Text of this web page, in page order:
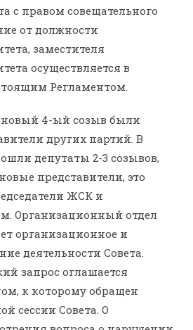
с правом совещательного
от должности
заместителя
осуществляется в
Регламентом.
новый 4-ый созыв были
других партий. В
депутаты 2-3 созывов,
представители, это
ЖСК и
Организационный отдел
организационное и
деятельности Совета.
запрос оглашается
к которому обращен
сессии Совета. О